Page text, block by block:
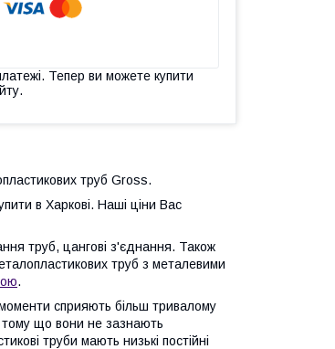
Тепер ви можете купити
труб Gross.
в Харкові. Наші ціни Вас
труб, цангові з'єднання. Також
труб з металевими
.
сприяють більш тривалому
тому що вони не зазнають
труби мають низькі постійні